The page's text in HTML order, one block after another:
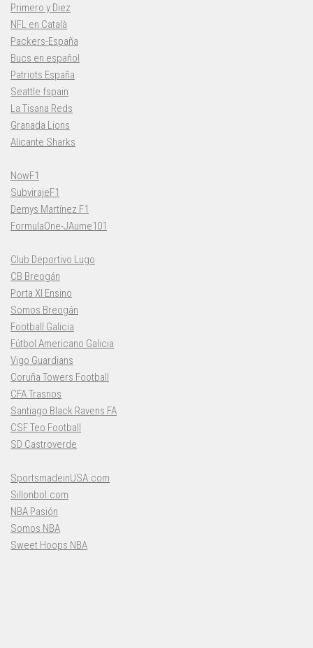
Primero y Diez
NFL en Català
Packers-España
Bucs en español
Patriots España
Seattle fspain
La Tisana Reds
Granada Lions
Alicante Sharks
NowF1
SubvirajeF1
Demys Martínez F1
FormulaOne-JAume101
Club Deportivo Lugo
CB Breogán
Porta XI Ensino
Somos Breogán
Football Galicia
Fútbol Americano Galicia
Vigo Guardians
Coruña Towers Football
CFA Trasnos
Santiago Black Ravens FA
CSF Teo Football
SD Castroverde
SportsmadeinUSA.com
Sillonbol.com
NBA Pasión
Somos NBA
Sweet Hoops NBA